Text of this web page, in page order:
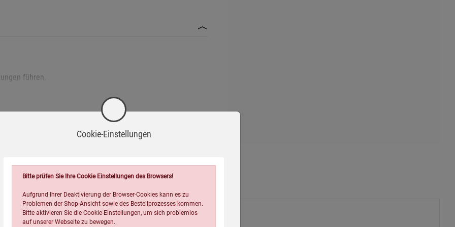
führen.
geeignet.
Wird oft zusammen bestellt:
Cookie-Einstellungen
Bitte prüfen Sie Ihre Cookie Einstellungen des Browsers!
Aufgrund Ihrer Deaktivierung der Browser-Cookies kann es zu
Problemen der Shop-Ansicht sowie des Bestellprozesses kommen.
Bitte aktivieren Sie die Cookie-Einstellungen, um sich problemlos
auf unserer Webseite zu bewegen.